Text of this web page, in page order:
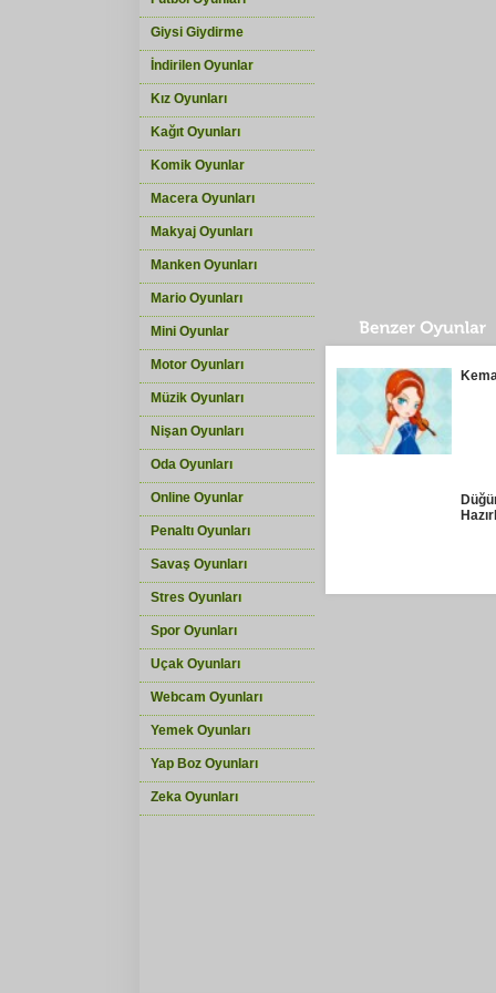
Giysi Giydirme
İndirilen Oyunlar
Kız Oyunları
Kağıt Oyunları
Komik Oyunlar
Macera Oyunları
Makyaj Oyunları
Manken Oyunları
Mario Oyunları
Mini Oyunlar
Motor Oyunları
Müzik Oyunları
Nişan Oyunları
Oda Oyunları
Online Oyunlar
Penaltı Oyunları
Savaş Oyunları
Stres Oyunları
Spor Oyunları
Uçak Oyunları
Webcam Oyunları
Yemek Oyunları
Yap Boz Oyunları
Zeka Oyunları